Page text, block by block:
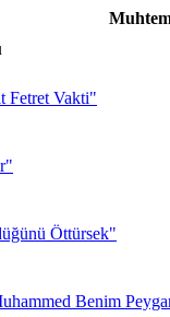
Fetret Vakti"
Öttürsek"
Benim